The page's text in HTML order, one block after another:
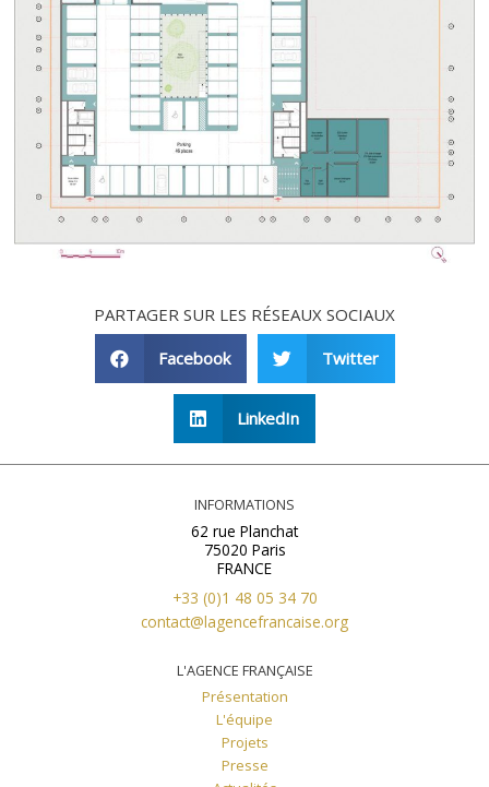
PARTAGER SUR LES RÉSEAUX SOCIAUX
Facebook
Twitter
LinkedIn
INFORMATIONS
62 rue Planchat
75020 Paris
FRANCE
+33 (0)1 48 05 34 70
contact@lagencefrancaise.org
L'AGENCE FRANÇAISE
Présentation
L'équipe
Projets
Presse